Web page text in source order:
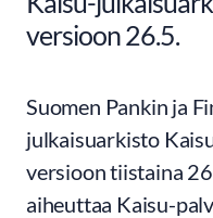
versioon 26.5.
Suomen Pankin ja
julkaisuarkisto
versioon tiistaina
aiheuttaa Kaisu-